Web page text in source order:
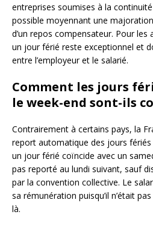
entreprises soumises à la
possible moyennant une
d’un repos compensateur. Pour
un jour férié reste exceptionnel et
entre l’employeur et le salarié.
Comment les jours
le week-end sont-ils
Contrairement à certains pays, la
report automatique des jours
un jour férié coïncide avec un
pas reporté au lundi suivant, sauf
par la convention collective. Le
sa rémunération puisqu’il n’était
là.